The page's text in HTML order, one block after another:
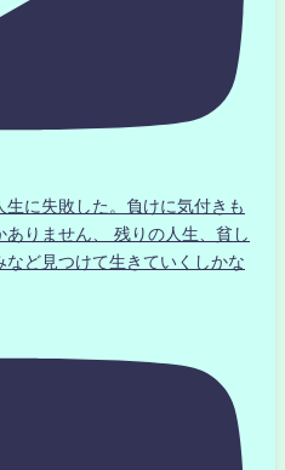
に失敗した。負けに気付きも
りません、 残りの人生、貧し
など見つけて生きていくしかな